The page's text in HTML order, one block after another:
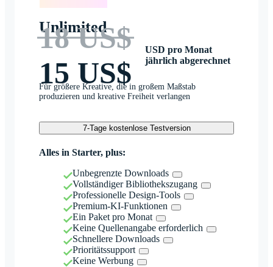
Unlimited
18 US$
15 US$
USD pro Monat
jährlich abgerechnet
Für größere Kreative, die in großem Maßstab
produzieren und kreative Freiheit verlangen
7-Tage kostenlose Testversion
Alles in Starter, plus:
Unbegrenzte Downloads
Vollständiger Bibliothekszugang
Professionelle Design-Tools
Premium-KI-Funktionen
Ein Paket pro Monat
Keine Quellenangabe erforderlich
Schnellere Downloads
Prioritätssupport
Keine Werbung